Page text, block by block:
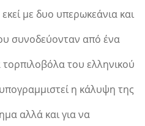
με δυο υπερωκεάνια και
συνοδεύονταν από ένα
τορπιλοβόλα του ελληνικού
η κάλυψη της
αλλά και για να